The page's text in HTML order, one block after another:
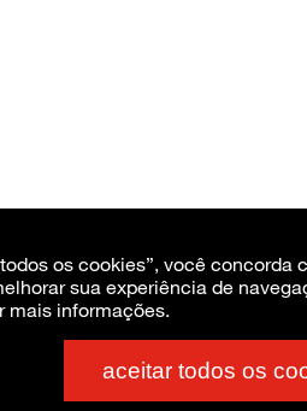
os cookies”, você concorda
sua experiência de
mais informações.
aceitar todos os